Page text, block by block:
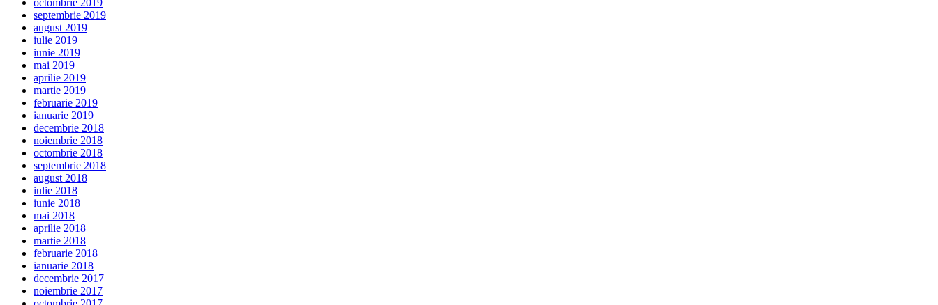
septembrie 2019
august 2019
iulie 2019
iunie 2019
mai 2019
aprilie 2019
martie 2019
februarie 2019
ianuarie 2019
decembrie 2018
noiembrie 2018
octombrie 2018
septembrie 2018
august 2018
iulie 2018
iunie 2018
mai 2018
aprilie 2018
martie 2018
februarie 2018
ianuarie 2018
decembrie 2017
noiembrie 2017